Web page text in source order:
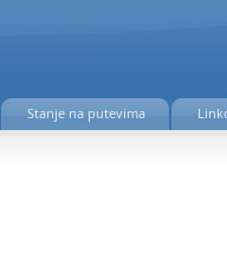
Stanje na putevima